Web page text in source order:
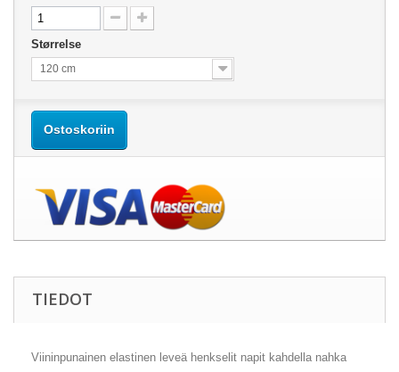
Størrelse
120 cm
Ostoskoriin
TIEDOT
Viininpunainen elastinen leveä henkselit napit kahdella nahka